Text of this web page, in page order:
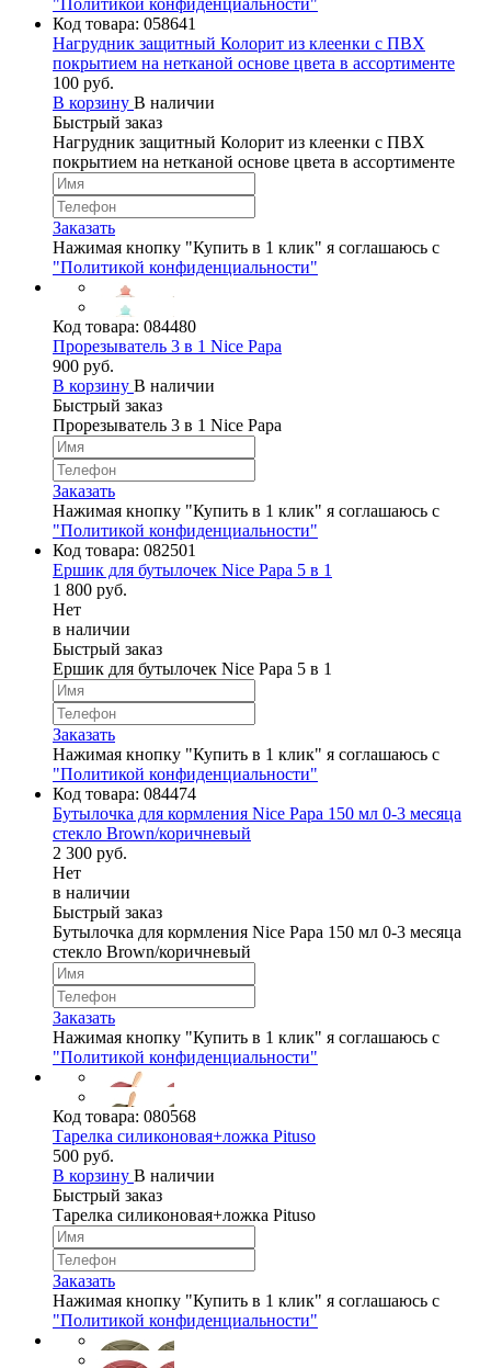
"Политикой конфиденциальности"
Код товара: 058641
Нагрудник защитный Колорит из клеенки с ПВХ
покрытием на нетканой основе цвета в ассортименте
100 руб.
В корзину В наличии
Быстрый заказ
Нагрудник защитный Колорит из клеенки с ПВХ
покрытием на нетканой основе цвета в ассортименте
Заказать
Нажимая кнопку "Купить в 1 клик" я соглашаюсь с
"Политикой конфиденциальности"
Код товара: 084480
Прорезыватель 3 в 1 Nice Papa
900 руб.
В корзину В наличии
Быстрый заказ
Прорезыватель 3 в 1 Nice Papa
Заказать
Нажимая кнопку "Купить в 1 клик" я соглашаюсь с
"Политикой конфиденциальности"
Код товара: 082501
Ершик для бутылочек Nice Papa 5 в 1
1 800 руб.
Нет
в наличии
Быстрый заказ
Ершик для бутылочек Nice Papa 5 в 1
Заказать
Нажимая кнопку "Купить в 1 клик" я соглашаюсь с
"Политикой конфиденциальности"
Код товара: 084474
Бутылочка для кормления Nice Papa 150 мл 0-3 месяца
стекло Brown/коричневый
2 300 руб.
Нет
в наличии
Быстрый заказ
Бутылочка для кормления Nice Papa 150 мл 0-3 месяца
стекло Brown/коричневый
Заказать
Нажимая кнопку "Купить в 1 клик" я соглашаюсь с
"Политикой конфиденциальности"
Код товара: 080568
Тарелка силиконовая+ложка Pituso
500 руб.
В корзину В наличии
Быстрый заказ
Тарелка силиконовая+ложка Pituso
Заказать
Нажимая кнопку "Купить в 1 клик" я соглашаюсь с
"Политикой конфиденциальности"